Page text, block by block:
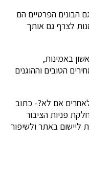
הבונים הפרטיים הם
לצרף גם אותך
באמינות,
הטובים וההוגנים
אם לא?- כתוב
פניות הציבור
ליישום באתר ולשיפור